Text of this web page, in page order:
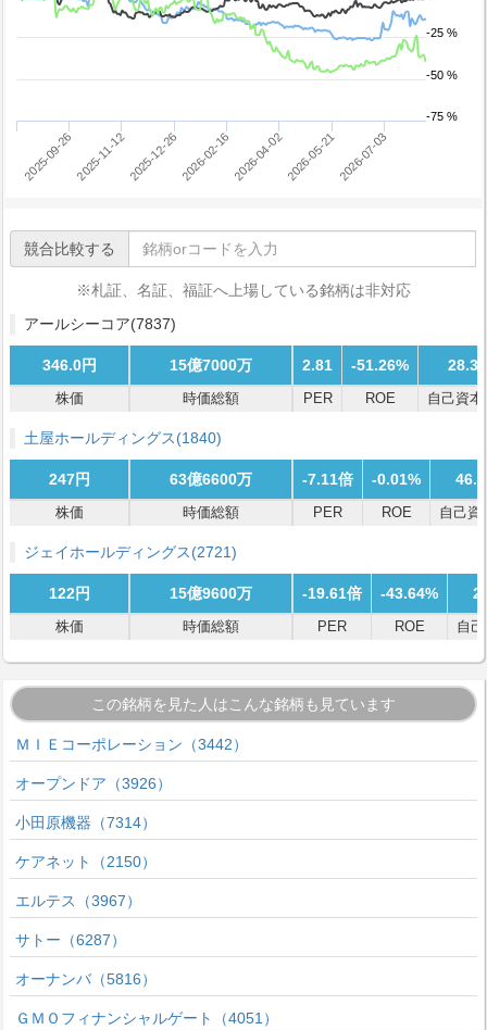
2025-09-26 2025-11-122025-12-26 2026-02-16 2026-04-022026-05-212026-07-03
-75 %
-50 %
-25 %
競合比較する
※札証、名証、福証へ上場している銘柄は非対応
アールシーコア(7837)
346.0円 15億7000万 2.81 -51.26%
株価 時価総額 PER ROE 自己資本
土屋ホールディングス(1840)
247円 63億6600万 -7.11倍 -0.01%
株価 時価総額 PER ROE 自己資
ジェイホールディングス(2721)
122円 15億9600万 -19.61倍 -43.64%
株価 時価総額 PER ROE 自
この銘柄を見た人はこんな銘柄も見ています
ＭＩＥコーポレーション（3442）
オープンドア（3926）
小田原機器（7314）
ケアネット（2150）
エルテス（3967）
サトー（6287）
オーナンバ（5816）
ＧＭＯフィナンシャルゲート（4051）